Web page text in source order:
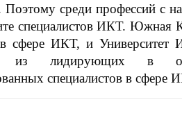
среди профессий с
специалистов ИКТ. Южная
сфере ИКТ, и
из лидирующих в
специалистов в сфере